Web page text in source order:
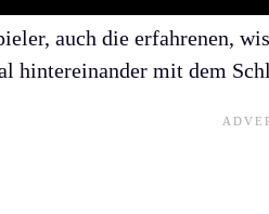
auch die erfahrenen,
hintereinander mit dem